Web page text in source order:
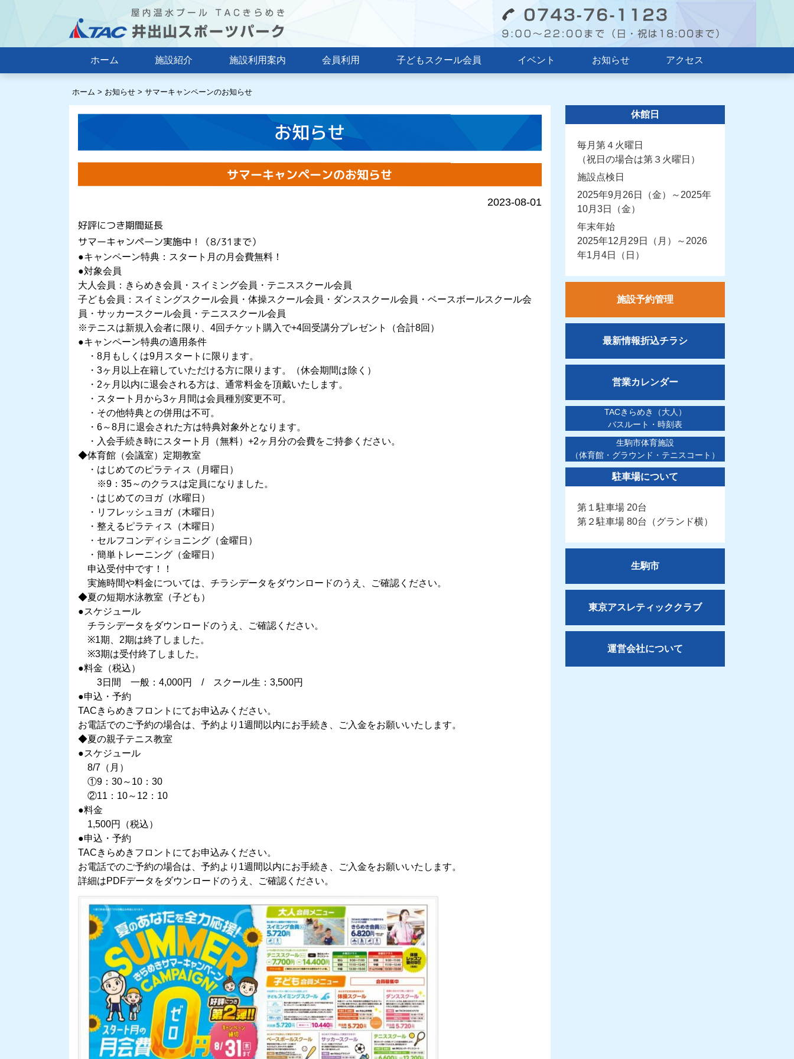
ホーム 施設紹介 施設利用案内 会員利用 子どもスクール会員 イベント お知らせ アクセス
ホーム > お知らせ > サマーキャンペーンのお知らせ
お知らせ
サマーキャンペーンのお知らせ
2023-08-01
好評につき期間延長
サマーキャンペーン実施中！（8/31まで）
●キャンペーン特典：スタート月の月会費無料！
●対象会員
大人会員：きらめき会員・スイミング会員・テニススクール会員
子ども会員：スイミングスクール会員・体操スクール会員・ダンススクール会員・ベースボールスクール会
員・サッカースクール会員・テニススクール会員
※テニスは新規入会者に限り、4回チケット購入で+4回受講分プレゼント（合計8回）
●キャンペーン特典の適用条件
・8月もしくは9月スタートに限ります。
・3ヶ月以上在籍していただける方に限ります。（休会期間は除く）
・2ヶ月以内に退会される方は、通常料金を頂戴いたします。
・スタート月から3ヶ月間は会員種別変更不可。
・その他特典との併用は不可。
・6～8月に退会された方は特典対象外となります。
・入会手続き時にスタート月（無料）+2ヶ月分の会費をご持参ください。
◆体育館（会議室）定期教室
・はじめてのピラティス（月曜日）
※9：35～のクラスは定員になりました。
・はじめてのヨガ（水曜日）
・リフレッシュヨガ（木曜日）
・整えるピラティス（木曜日）
・セルフコンディショニング（金曜日）
・簡単トレーニング（金曜日）
申込受付中です！！
実施時間や料金については、チラシデータをダウンロードのうえ、ご確認ください。
◆夏の短期水泳教室（子ども）
●スケジュール
チラシデータをダウンロードのうえ、ご確認ください。
※1期、2期は終了しました。
※3期は受付終了しました。
●料金（税込）
3日間 一般：4,000円 / スクール生：3,500円
●申込・予約
TACきらめきフロントにてお申込みください。
お電話でのご予約の場合は、予約より1週間以内にお手続き、ご入金をお願いいたします。
◆夏の親子テニス教室
●スケジュール
8/7（月）
①9：30～10：30
②11：10～12：10
●料金
1,500円（税込）
●申込・予約
TACきらめきフロントにてお申込みください。
お電話でのご予約の場合は、予約より1週間以内にお手続き、ご入金をお願いいたします。
詳細はPDFデータをダウンロードのうえ、ご確認ください。
休館日
毎月第４火曜日
（祝日の場合は第３火曜日）
施設点検日
2025年9月26日（金）～2025年
10月3日（金）
年末年始
2025年12月29日（月）～2026
年1月4日（日）
施設予約管理
最新情報折込チラシ
営業カレンダー
TACきらめき（大人）
バスルート・時刻表
生駒市体育施設
（体育館・グラウンド・テニスコート）
駐車場について
第１駐車場 20台
第２駐車場 80台（グランド横）
生駒市
東京アスレティッククラブ
運営会社について